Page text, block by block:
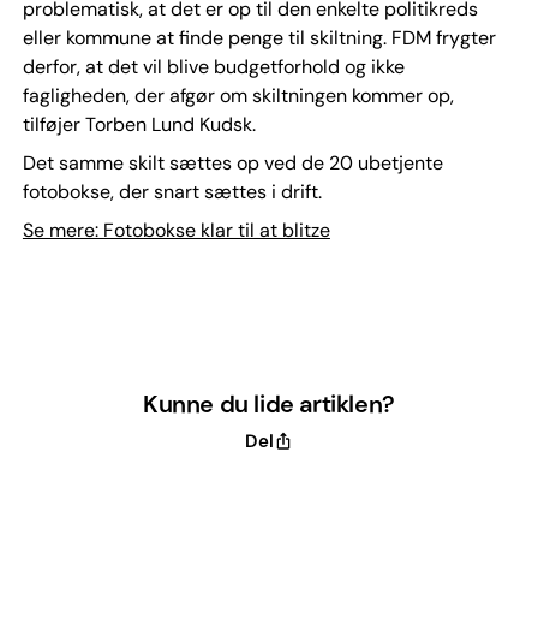
problematisk, at det er op til den enkelte politikreds
eller kommune at finde penge til skiltning. FDM frygter
derfor, at det vil blive budgetforhold og ikke
fagligheden, der afgør om skiltningen kommer op,
tilføjer Torben Lund Kudsk.
Det samme skilt sættes op ved de 20 ubetjente
fotobokse, der snart sættes i drift.
Se mere: Fotobokse klar til at blitze
Kunne du lide artiklen?
Del